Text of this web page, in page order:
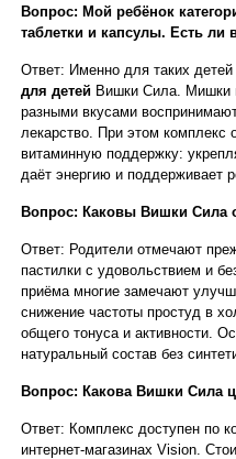
Вопрос: Мой ребёнок
таблетки и капсулы. Есть ли
Ответ: Именно для таких
для детей Вишки Сила. Мишки
разными вкусами
лекарство. При этом комплекс
витаминную поддержку:
даёт энергию и поддерживает
Вопрос: Каковы Вишки Сила
Ответ: Родители отмечают
пастилки с удовольствием и
приёма многие замечают
снижение частоты простуд в
общего тонуса и активности.
натуральный состав без
Вопрос: Какова Вишки Сила
Ответ: Комплекс доступен по
интернет-магазинах Vision.